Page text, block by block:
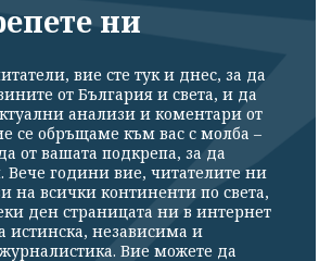
ни
вие сте тук и днес, за да
от България и света, и да
анализи и коментари от
се обръщаме към вас с молба –
от вашата подкрепа, за да
години вие, читателите ни
на всички континенти по света,
ден страницата ни в интернет
истинска, независима и
Вие можете да